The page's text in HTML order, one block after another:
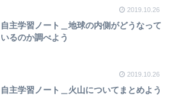
2019.10.26
自主学習ノート＿地球の内側がどうなって
いるのか調べよう
2019.10.26
自主学習ノート＿火山についてまとめよう